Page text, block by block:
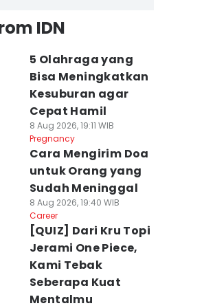
IDN
5 Olahraga yang
Bisa Meningkatkan
Kesuburan agar
Cepat Hamil
8 Aug 2026, 19:11 WIB
Pregnancy
Cara Mengirim Doa
untuk Orang yang
Sudah Meninggal
8 Aug 2026, 19:40 WIB
Career
[QUIZ] Dari Kru Topi
Jerami One Piece,
Kami Tebak
Seberapa Kuat
Mentalmu